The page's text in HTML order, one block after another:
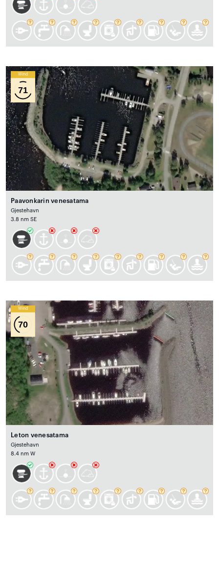
Wind
71
Paavonkarin venesatama
Gjestehavn
3.8 nm SE
Wind
70
Leton venesatama
Gjestehavn
8.4 nm W